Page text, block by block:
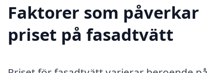
Faktorer som påverkar
priset på fasadtvätt